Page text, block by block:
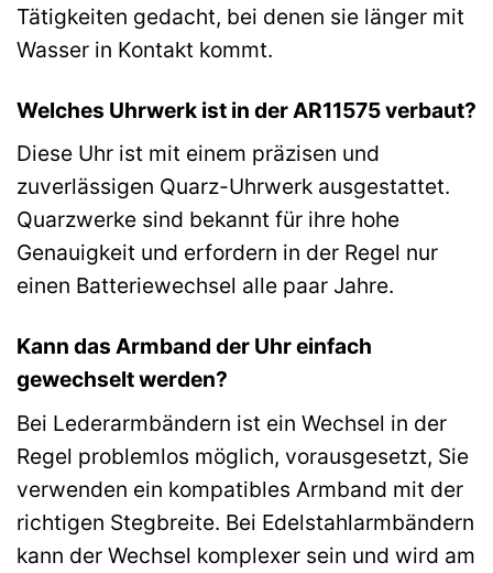
Tätigkeiten gedacht, bei denen sie länger mit
Wasser in Kontakt kommt.
Welches Uhrwerk ist in der AR11575 verbaut?
Diese Uhr ist mit einem präzisen und
zuverlässigen Quarz-Uhrwerk ausgestattet.
Quarzwerke sind bekannt für ihre hohe
Genauigkeit und erfordern in der Regel nur
einen Batteriewechsel alle paar Jahre.
Kann das Armband der Uhr einfach
gewechselt werden?
Bei Lederarmbändern ist ein Wechsel in der
Regel problemlos möglich, vorausgesetzt, Sie
verwenden ein kompatibles Armband mit der
richtigen Stegbreite. Bei Edelstahlarmbändern
kann der Wechsel komplexer sein und wird am